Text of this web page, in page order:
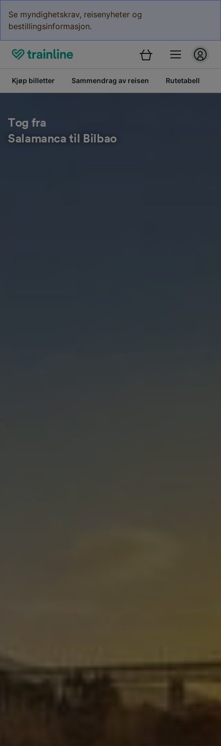
Se myndighetskrav, reisenyheter og
bestillingsinformasjon.
Kjøp billetter Sammendrag av reisen Rutetabell
Tog fra
Salamanca til Bilbao